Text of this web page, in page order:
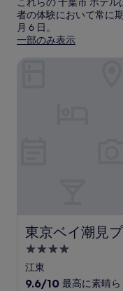
者の体験において常に
月 6 日。
一部のみ表示
東京ベイ潮見
東京ベイ潮見プリ
4.0
つ
星
江東
10
9.6/10 最高に素晴ら